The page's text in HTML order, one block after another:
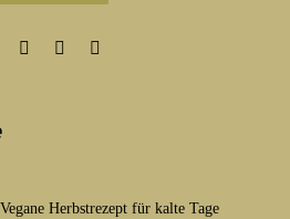
Herbstrezept für kalte Tage